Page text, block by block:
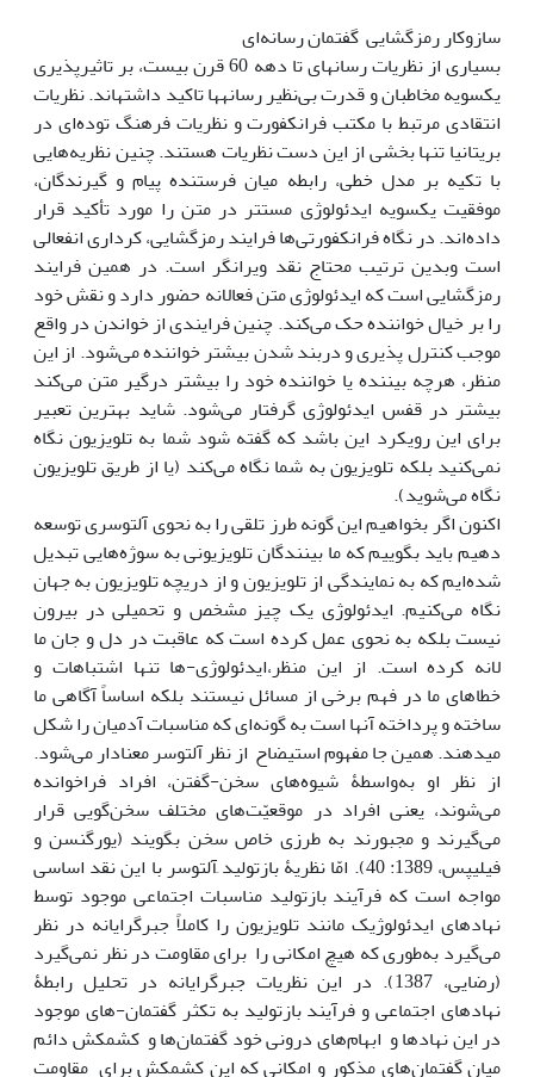
سازوکار رمزگشایی گفتمان رسانه‌ای
بسیاری از نظریات رسانه‎ای تا دهه 60 قرن بیست، بر تاثیرپذیری
یک‎سویه مخاطبان و قدرت بی‌نظیر رسانه‎ها تاکید داشته‎اند. نظریات
انتقادی مرتبط با مکتب فرانکفورت و نظریات فرهنگ توده‌ای در
بریتانیا تنها بخشی از این دست نظریات هستند. چنین نظریه‌هایی
با تکیه بر مدل خطی، رابطه‌ میان فرستنده پیام و گیرندگان،
موفقیت یک‎سویه ایدئولوژی مستتر در متن را مورد تأکید قرار
داده‌اند. در نگاه فرانکفورتی‌ها فرایند رمزگشایی، کرداری انفعالی
است وبدین ترتیب محتاج نقد ویرانگر است. در همین فرایند
رمزگشایی است که ایدئولوژی متن فعالانه حضور دارد و نقش خود
را بر خیال خواننده حک می‌کند. چنین فرایندی از خواندن در واقع
موجب کنترل پذیری و دربند شدن بیشتر خواننده می‌شود. از این
منظر، هرچه بیننده یا خواننده خود را بیشتر درگیر متن می‌کند
بیشتر در قفس ایدئولوژی گرفتار می‌شود. شاید بهترین تعبیر
برای این رویکرد این باشد که گفته شود شما به تلویزیون نگاه
نمی‌کنید بلکه تلویزیون به شما نگاه می‌کند (یا از طریق تلویزیون
نگاه می‌شوید).
اکنون اگر بخواهیم این گونه طرز تلقی را به نحوی آلتوسری توسعه
دهیم باید بگوییم که ما بینندگان تلویزیونی به سوژه‌هایی تبدیل
شده‌ایم که به نمایندگی از تلویزیون و از دریچه تلویزیون به جهان
نگاه می‌کنیم. ایدئولوژی یک چیز مشخص و تحمیلی در بیرون
نیست بلکه به نحوی عمل کرده است که عاقبت در دل و جان ما
لانه کرده است. از این منظر،ایدئولوژی-ها تنها اشتباهات و
خطاهای ما در فهم برخی از مسائل نیستند بلکه اساساً آگاهی ما
ساخته و پرداخته آن‏ها است به گونه‌ای که مناسبات آدمیان را شکل
می‏‎دهند. همین جا مفهوم استیضاح از نظر آلتوسر معنادار می‌شود.
از نظر او به‌واسطۀ شیوه‌های سخن-گفتن، افراد فراخوانده
می‌شوند، یعنی افراد در موقعیّت‌های مختلف سخن‌گویی قرار
می‌گیرند و مجبورند به طرزی خاص سخن بگویند (یورگنسن و
فیلیپس، 1389: 40). امّا نظریۀ بازتولید ِآلتوسر با این نقد اساسی
مواجه است که فرآیند بازتولید مناسبات اجتماعی موجود توسط
نهادهای ایدئولوژیک مانند تلویزیون را کاملاً جبرگرایانه در نظر
می‌گیرد به‌طوری که هیچ امکانی را برای مقاومت در نظر نمی‌گیرد
(رضایی، 1387). در این نظریات جبرگرایانه در تحلیل رابطۀ
نهادهای اجتماعی و فرآیند بازتولید به تکثر گفتمان-های موجود
در این نهادها و ابهام‌های درونی خود گفتمان‌ها و کشمکش دائم
میان گفتمان‌های مذکور و امکانی که این کشمکش برای مقاومت